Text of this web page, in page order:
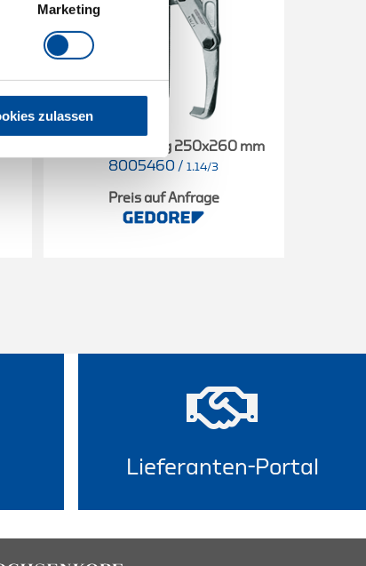
Marketing
zulassen
Abzieher 2-armig 250x260 mm
8005460 / 1.14/3
Preis auf Anfrage
Lieferanten-Portal